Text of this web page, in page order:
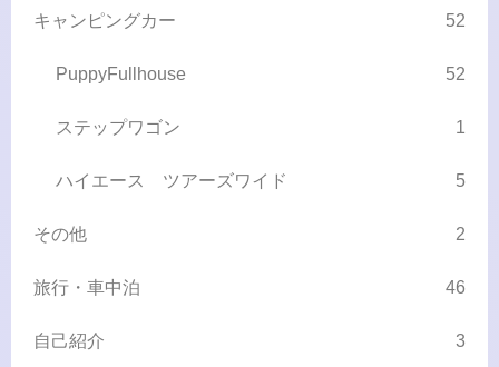
キャンピングカー 52
PuppyFullhouse 52
ステップワゴン 1
ハイエース ツアーズワイド 5
その他 2
旅行・車中泊 46
自己紹介 3